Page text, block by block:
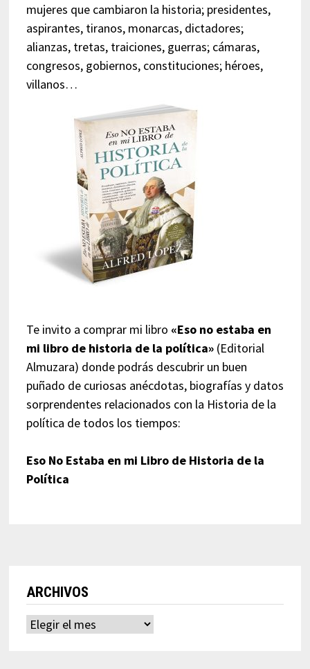
mujeres que cambiaron la historia; presidentes,
aspirantes, tiranos, monarcas, dictadores;
alianzas, tretas, traiciones, guerras; cámaras,
congresos, gobiernos, constituciones; héroes,
villanos…
Te invito a comprar mi libro «Eso no estaba en
mi libro de historia de la política»(Editorial
Almuzara) donde podrás descubrir un buen
puñado de curiosas anécdotas, biografías y datos
sorprendentes relacionados con la Historia de la
política de todos los tiempos:
Eso No Estaba en mi Libro de Historia de la
Política
ARCHIVOS
Archivos